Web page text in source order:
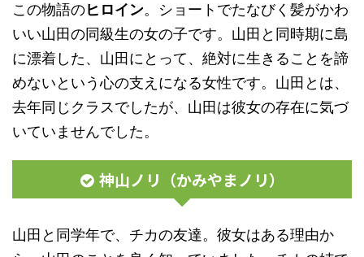
この物語のヒロイン。ショートでたなびく髪がかわ
いい山田の同級生の女の子です。山田と同時期に島
に漂着した、山田にとって、絶対に生きることを諦
めないという心の支えになる女性です。山田とは、
去年同じクラスでしたが、山田は彼女の存在に気づ
いていませんでした。
神山ノリ（かみやまノリ）
山田と同学年で、チカの友達。彼女はある理由か